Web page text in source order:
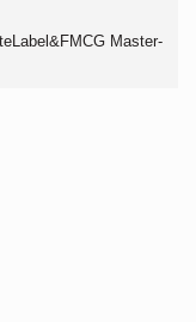
Master-